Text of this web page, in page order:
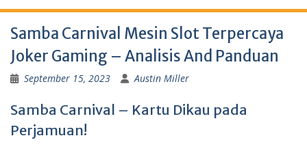
Samba Carnival Mesin Slot Terpercaya
Joker Gaming – Analisis And Panduan
September 15, 2023 Austin Miller
Samba Carnival – Kartu Dikau pada
Perjamuan!